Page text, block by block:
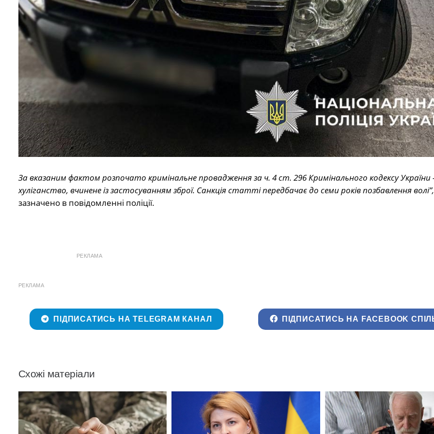
За вказаним фактом розпочато кримінальне провадження за ч. 4 ст. 296 Кримінального кодексу
хуліганство, вчинене із застосуванням зброї. Санкція статті передбачає до семи років позбавлення волі”,
зазначено в повідомленні поліції.
РЕКЛАМА
РЕКЛАМА
ПІДПИСАТИСЬ НА TELEGRAM КАНАЛ ПІДПИСАТИСЬ НА FACEBOOK
Схожі матеріали